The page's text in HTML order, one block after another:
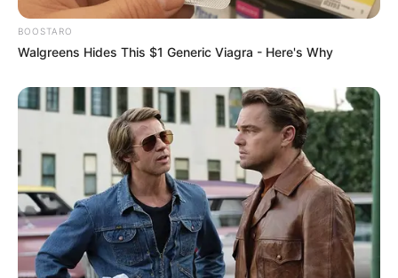
22:32 / 06 Avqust 2026 CƏMİYYƏT
Pensiya alanlarınNƏZƏRİNƏ!
73 0
BOOSTARO
Walgreens Hides This $1 Generic Viagra - Here's Why